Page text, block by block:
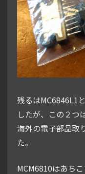
残るはMC6846L1
したが、この２つ
海外の電子部品取
た。
MCM6810はあち